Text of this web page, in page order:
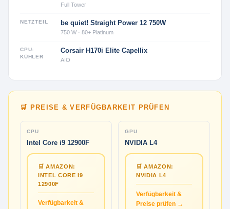
Full Tower
NETZTEIL be quiet! Straight Power 12 750W
750 W · 80+ Platinum
CPU-
KÜHLER
Corsair H170i Elite Capellix
AIO
🛒 PREISE & VERFÜGBARKEIT PRÜFEN
CPU
Intel Core i9 12900F
🛒 AMAZON:
INTEL CORE I9
12900F
Verfügbarkeit &
GPU
NVIDIA L4
🛒 AMAZON:
NVIDIA L4
Verfügbarkeit &
Preise prüfen →